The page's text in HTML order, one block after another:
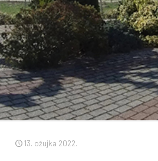
13. ožujka 2022.